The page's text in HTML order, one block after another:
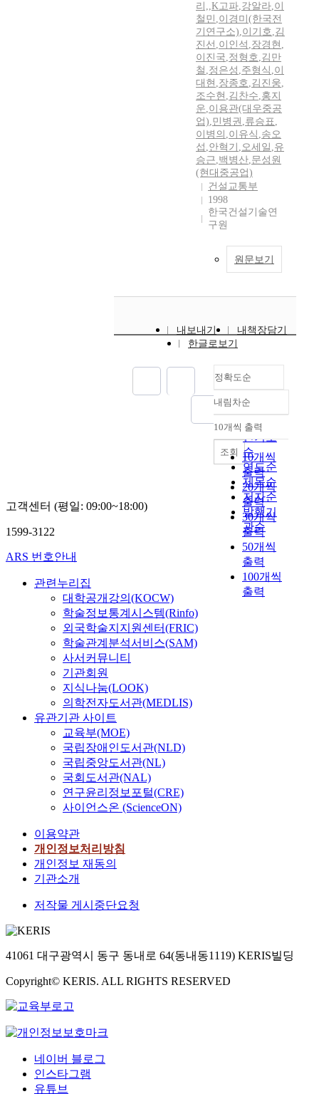
리,,K고파,강알라,이
철민 ,이경미(한국전
기연구소),이기호,김
진선 ,이인석 ,장경현 ,
이진국,정형호,김만
철 ,정은성 ,주형식 ,이
대현 ,장종호,김진웅,
조수현 ,김찬수,홍지
운,이용관(대우중공
업),민병권 ,류승표,
이병의 ,이유식 ,송오
섭 ,안혁기 ,오세일 ,유
승근,백병산,문성원
(현대중공업)
건설교통부
1998
한국건설기술연
구원
원문보기
내보내기
내책장담기
한글로보기
정확도순
정확도
순
인기도
순
연도순
제목순
저자순
발행기
관순
내림차순
내림차순
10개씩 출력
10개씩
출력
20개씩
출력
30개씩
출력
50개씩
출력
100개씩
출력
조회
고객센터 (평일: 09:00~18:00)
1599-3122
ARS 번호안내
관련누리집
대학공개강의(KOCW)
학술정보통계시스템(Rinfo)
외국학술지지원센터(FRIC)
학술관계분석서비스(SAM)
사서커뮤니티
기관회원
지식나눔(LOOK)
의학전자도서관(MEDLIS)
유관기관 사이트
교육부(MOE)
국립장애인도서관(NLD)
국립중앙도서관(NL)
국회도서관(NAL)
연구윤리정보포털(CRE)
사이언스온 (ScienceON)
이용약관
개인정보처리방침
개인정보 재동의
기관소개
저작물 게시중단요청
41061 대구광역시 동구 동내로 64(동내동1119) KERIS빌딩
Copyright© KERIS. ALL RIGHTS RESERVED
네이버 블로그
인스타그램
유튜브